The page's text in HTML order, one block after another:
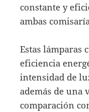
constante y
ambas
Estas lámparas
eficiencia
intensidad de
además de una
comparación